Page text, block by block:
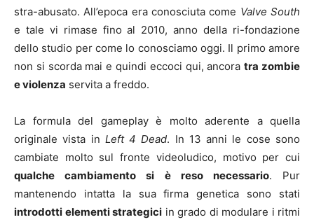
stra-abusato. All’epoca era conosciuta come Valve South
e tale vi rimase fino al 2010, anno della ri-fondazione
dello studio per come lo conosciamo oggi. Il primo amore
non si scorda mai e quindi eccoci qui, ancoratra zombie
e violenza servita a freddo.
La formula del gameplay è molto aderente a quella
originale vista in Left 4 Dead. In 13 anni le cose sono
cambiate molto sul fronte videoludico, motivo per cui
qualche cambiamento si è reso necessario. Pur
mantenendo intatta la sua firma genetica sono stati
introdotti elementi strategici in grado di modulare i ritmi